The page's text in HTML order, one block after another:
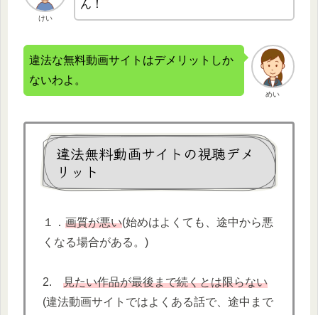
けい
ん！
めい
違法な無料動画サイトはデメリットしか
ないわよ。
違法無料動画サイトの視聴デメ
リット
１． 画質が悪い(始めはよくても、途中から悪
くなる場合がある。)
2. 見たい作品が最後まで続くとは限らない
(違法動画サイトではよくある話で、途中まで